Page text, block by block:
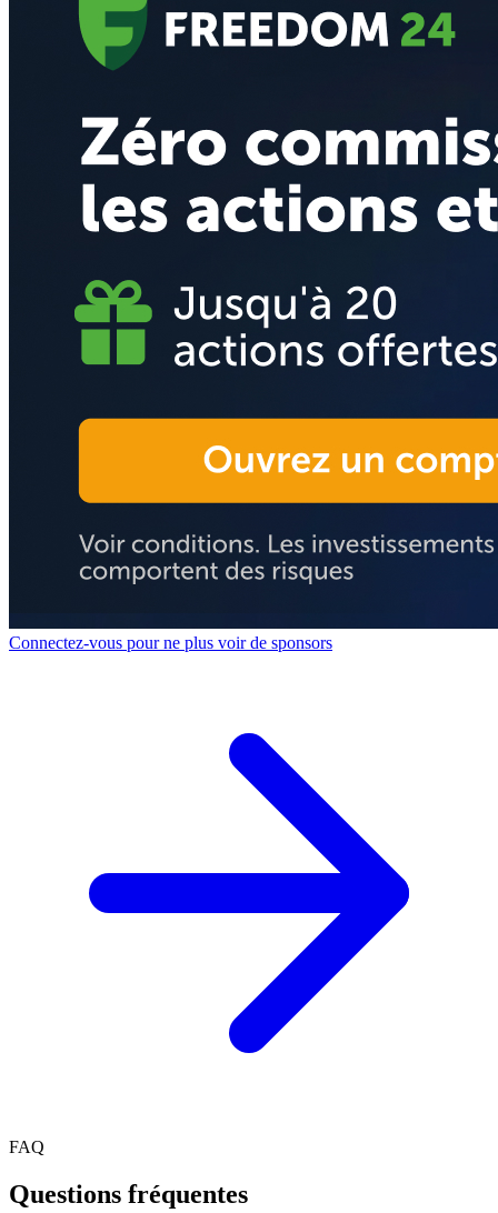
Connectez-vous pour ne plus voir de sponsors
FAQ
Questions fréquentes